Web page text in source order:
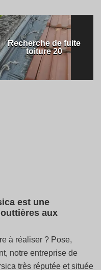
Recherche de fuite
toiture 20
est une
aux
à réaliser ? Pose,
notre entreprise de
très réputée et située